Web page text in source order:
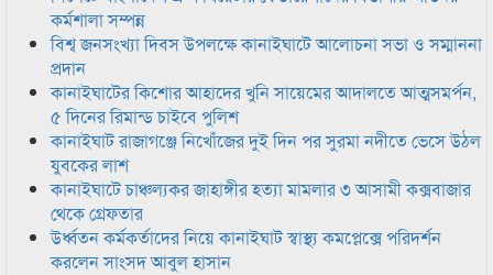
কর্মশালা সম্পন্ন
বিশ্ব জনসংখ্যা দিবস উপলক্ষে কানাইঘাটে আলোচনা সভা ও সম্মাননা
প্রদান
কানাইঘাটের কিশোর আহাদের খুনি সায়েমের আদালতে আত্মসমর্পন,
৫ দিনের রিমান্ড চাইবে পুলিশ
কানাইঘাট রাজাগঞ্জে নিখোঁজের দুই দিন পর সুরমা নদীতে ভেসে উঠল
যুবকের লাশ
কানাইঘাটে চাঞ্চল্যকর জাহাঙ্গীর হত্যা মামলার ৩ আসামী কক্সবাজার
থেকে গ্রেফতার
উর্ধ্বতন কর্মকর্তাদের নিয়ে কানাইঘাট স্বাস্থ্য কমপ্লেক্সে পরিদর্শন
করলেন সাংসদ আবুল হাসান